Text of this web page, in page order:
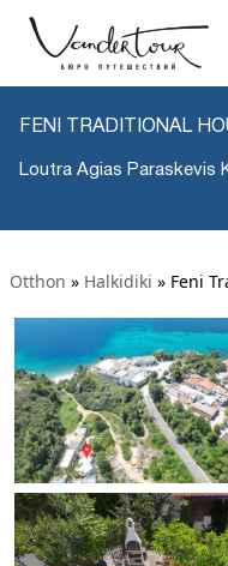
FENI TRADITIONAL
Loutra Agias Paraskevis
Otthon » Halkidiki » Feni